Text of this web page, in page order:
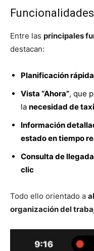
Entre las principales
destacan:
Planificación
Vista “Ahora”, que
la necesidad de
Información
estado en tiempo
Consulta de
clic
Todo ello orientado a
organización del